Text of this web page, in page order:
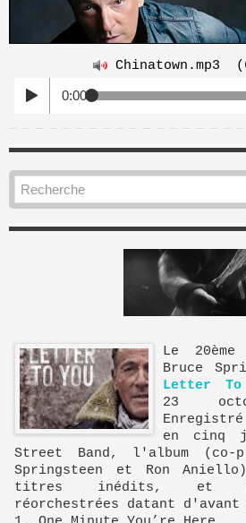
Chinatown.mp3
0:00
Le
Bruce
Letter To
23
en cinq
Street Band, l'album (co-
Springsteen et Ron Aniello)
titres inédits, et
réorchestrées datant d'avant